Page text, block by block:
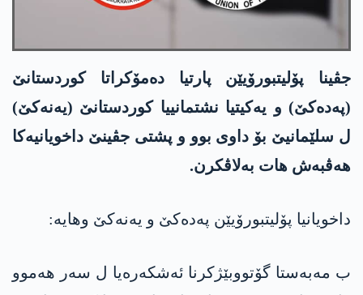
جڤینا پۆلیتبورۆیێن پارتیا دەمۆکراتا کوردستانێ
(پەدەکێ) و یەکیتیا نشتمانییا کوردستانێ (یەنەکێ)
ل سلێمانیێ بۆ داوی بوو و پشتی جڤینێ داخویانیەکا
ھەڤبەش ھات بەلاڤکرن.
داخویانیا پۆلیتبورۆیێن پەدەکێ و یەنەکێ وھایە:
ب مەبەستا گۆتووبێژکرنا ئەشکەرەیا ل سەر ھەموو